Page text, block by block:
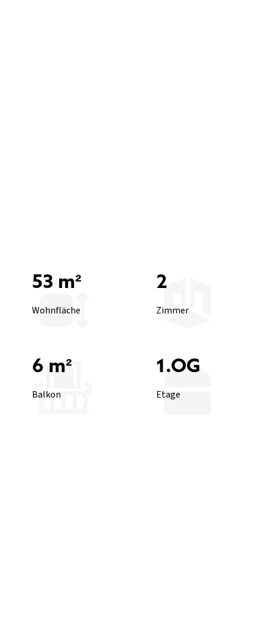
53 m²
Wohnfläche
2
Zimmer
6 m²
Balkon
1.OG
Etage